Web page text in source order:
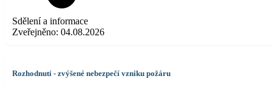
Sdělení a informace
Zveřejněno: 04.08.2026
Rozhodnutí - zvýšené nebezpečí vzniku požáru